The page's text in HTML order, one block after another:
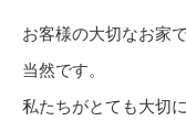
お客様の大切なお家
当然です。
私たちがとても大切